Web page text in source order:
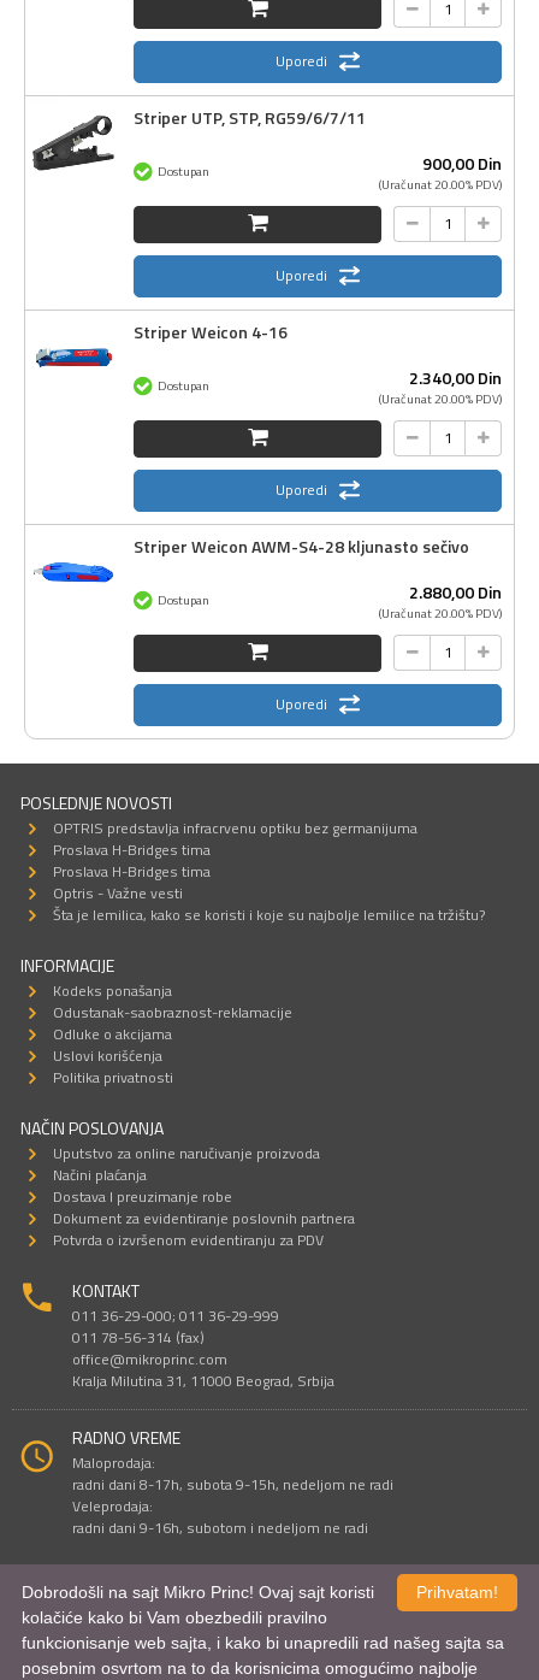
Uporedi
Striper UTP, STP, RG59/6/7/11
900,00Din
(Uračunat 20.00% PDV)
Dostupan
Uporedi
Striper Weicon 4-16
2.340,00Din
(Uračunat 20.00% PDV)
Dostupan
Uporedi
Striper Weicon AWM-S4-28 kljunasto sečivo
2.880,00Din
(Uračunat 20.00% PDV)
Dostupan
Uporedi
POSLEDNJE NOVOSTI
OPTRIS predstavlja infracrvenu optiku bez germanijuma
Proslava H-Bridges tima
Proslava H-Bridges tima
Optris - Važne vesti
Šta je lemilica, kako se koristi i koje su najbolje lemilice na tržištu?
INFORMACIJE
Kodeks ponašanja
Odustanak-saobraznost-reklamacije
Odluke o akcijama
Uslovi korišćenja
Politika privatnosti
NAČIN POSLOVANJA
Uputstvo za online naručivanje proizvoda
Načini plaćanja
Dostava I preuzimanje robe
Dokument za evidentiranje poslovnih partnera
Potvrda o izvršenom evidentiranju za PDV
KONTAKT
011 36-29-000; 011 36-29-999
011 78-56-314 (fax)
office@mikroprinc.com
Kralja Milutina 31, 11000 Beograd, Srbija
RADNO VREME
Maloprodaja:
radni dani 8-17h, subota 9-15h, nedeljom ne radi
Veleprodaja:
radni dani 9-16h, subotom i nedeljom ne radi
Sve cene su iskazane u dinarima. PDV je uračunat u cenu.
© Mikro Princ 1999 - 2026. Sva prava su zadržana.
Kreirao*nbgcreator |Izdrada Internet prodavnice, Izrada sajtai mobilnih
aplikacijaiSEO optimizacija
Prihvatam!
Dobrodošli na sajt Mikro Princ! Ovaj sajt koristi
kolačiće kako bi Vam obezbedili pravilno
funkcionisanje web sajta, i kako bi unapredili rad našeg sajta sa
posebnim osvrtom na to da korisnicima omogućimo najbolje